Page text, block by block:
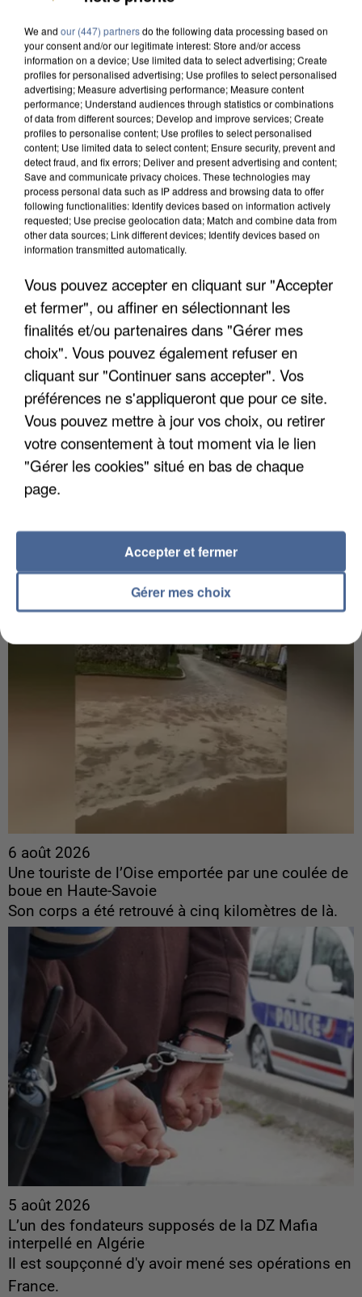
8h00
Un second cadre de la DZ Mafia interpellé en
Algérie
Un cofondateur du réseau avait été interpellé
quelques jours plus tôt.
6 août 2026
Gabriel Attal et Raphaël Glucksmann visés par des
Sollicité, Sébastien Lecornu annonce un "travail
commun" avec les partis à la rentrée.
6 août 2026
Une touriste de l’Oise emportée par une coulée de
boue en Haute-Savoie
Son corps a été retrouvé à cinq kilomètres de là.
5 août 2026
L’un des fondateurs supposés de la DZ Mafia
interpellé en Algérie
Il est soupçonné d'y avoir mené ses opérations en
France.
We and our (447) partnersdo the following data processing based on
your consent and/or our legitimate interest: Store and/or access
information on a device; Use limited data to select advertising; Create
profiles for personalised advertising; Use profiles to select personalised
advertising; Measure advertising performance; Measure content
performance; Understand audiences through statistics or combinations
of data from different sources; Develop and improve services; Create
profiles to personalise content; Use profiles to select personalised
content; Use limited data to select content; Ensure security, prevent and
detect fraud, and fix errors; Deliver and present advertising and content;
Save and communicate privacy choices. These technologies may
process personal data such as IP address and browsing data to offer
following functionalities: Identify devices based on information actively
requested; Use precise geolocation data; Match and combine data from
other data sources; Link different devices; Identify devices based on
information transmitted automatically.
Vous pouvez accepter en cliquant sur "Accepter
et fermer", ou affiner en sélectionnant les
finalités et/ou partenaires dans "Gérer mes
choix". Vous pouvez également refuser en
cliquant sur "Continuer sans accepter". Vos
préférences ne s'appliqueront que pour ce site.
Vous pouvez mettre à jour vos choix, ou retirer
votre consentement à tout moment via le lien
"Gérer les cookies" situé en bas de chaque
page.
Gérer mes choix
Accepter et fermer